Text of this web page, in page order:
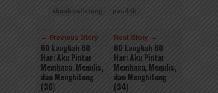
ebook calistung
paud tk
← Previous Story
60 Langkah 60
Hari Aku Pintar
Membaca, Menulis,
dan Menghitung
(30)
Next Story →
60 Langkah 60
Hari Aku Pintar
Membaca, Menulis,
dan Menghitung
(34)